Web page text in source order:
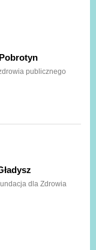
publicznego
dla Zdrowia